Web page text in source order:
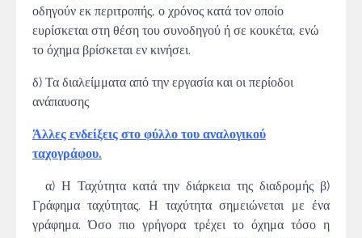
οδηγούν εκ περιτροπής, ο χρόνος κατά τον οποίο
ευρίσκεται στη θέση του συνοδηγού ή σε κουκέτα, ενώ
το όχημα βρίσκεται εν κινήσει.
δ) Τα διαλείμματα από την εργασία και οι περίοδοι
ανάπαυσης
Άλλες ενδείξεις στο φύλλο του αναλογικού
ταχογράφου.
α) Η Ταχύτητα κατά την διάρκεια της διαδρομής β)
Γράφημα ταχύτητας. Η ταχύτητα σημειώνεται με ένα
γράφημα. Όσο πιο γρήγορα τρέχει το όχημα τόσο η